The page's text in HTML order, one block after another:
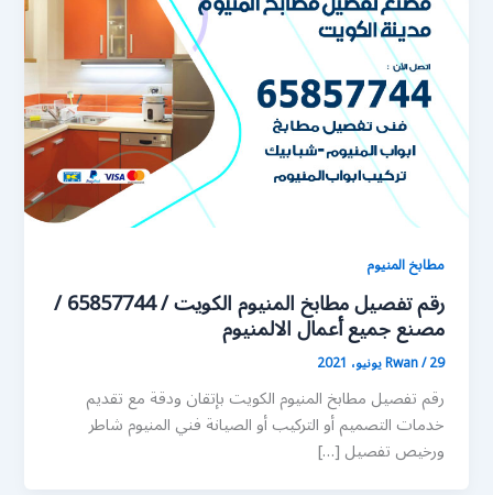
مطابخ المنيوم
رقم تفصيل مطابخ المنيوم الكويت / 65857744 /
مصنع جميع أعمال الالمنيوم
Rwan/29 يونيو، 2021
رقم تفصيل مطابخ المنيوم الكويت بإتقان ودقة مع تقديم
خدمات التصميم أو التركيب أو الصيانة فني المنيوم شاطر
ورخيص تفصيل […]